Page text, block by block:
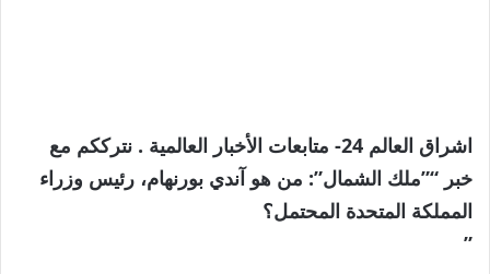
اشراق العالم 24- متابعات الأخبار العالمية . نترككم مع
خبر “”ملك الشمال”: من هو آندي بورنهام، رئيس وزراء
المملكة المتحدة المحتمل؟
”